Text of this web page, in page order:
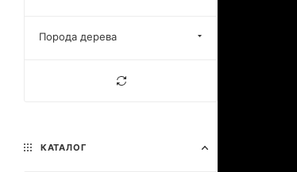
Порода дерева
КАТАЛОГ